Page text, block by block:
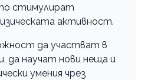
стимулират
активност.
да участват в
да научат нови неща и
умения чрез